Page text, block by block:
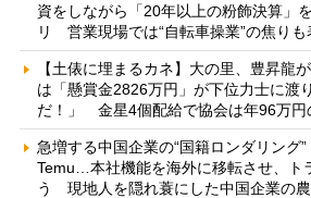
資をしながら「20年以上の粉飾決算」
リ 営業現場では“自転車操業”の焦りも
【土俵に埋まるカネ】大の里、豊昇龍
は「懸賞金2826万円」が下位力士に渡
だ！」 金星4個配給で協会は年96万円
急増する中国企業の“国籍ロンダリング
Temu…本社機能を海外に移転させ、ト
う 現地人を隠れ蓑にした中国企業の